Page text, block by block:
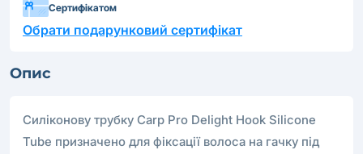
Сертифікатом
Обрати подарунковий сертифікат
Опис
Силіконову трубку Carp Pro Delight Hook Silicone
Tube призначено для фіксації волоса на гачку під